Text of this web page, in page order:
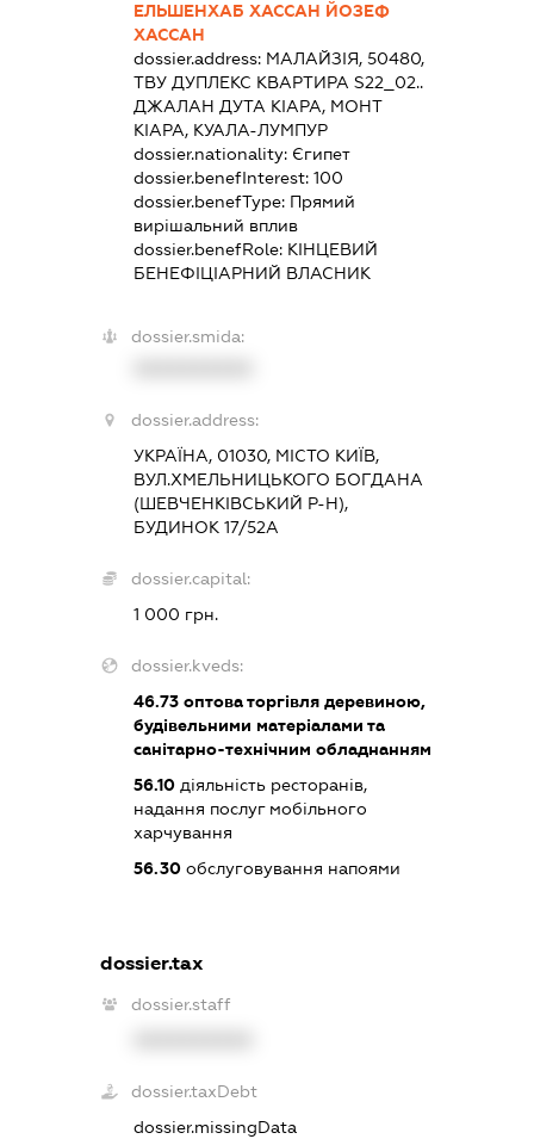
ЕЛЬШЕНХАБ ХАССАН ЙОЗЕФ
ХАССАН
dossier.address: МАЛАЙЗІЯ, 50480,
ТВУ ДУПЛЕКС КВАРТИРА S22_02..
ДЖАЛАН ДУТА КІАРА, МОНТ
КІАРА, КУАЛА-ЛУМПУР
dossier.nationality: Єгипет
dossier.benefInterest:100
dossier.benefType: Прямий
вирішальний вплив
dossier.benefRole: КІНЦЕВИЙ
БЕНЕФІЦІАРНИЙ ВЛАСНИК
dossier.smida:
dossier.address:
УКРАЇНА, 01030, МІСТО КИЇВ,
ВУЛ.ХМЕЛЬНИЦЬКОГО БОГДАНА
(ШЕВЧЕНКІВСЬКИЙ Р-Н),
БУДИНОК 17/52А
dossier.capital:
1 000 грн.
dossier.kveds:
46.73 оптова торгівля деревиною,
будівельними матеріалами та
санітарно-технічним обладнанням
56.10 діяльність ресторанів,
надання послуг мобільного
харчування
56.30 обслуговування напоями
dossier.tax
dossier.staff
dossier.taxDebt
dossier.missingData